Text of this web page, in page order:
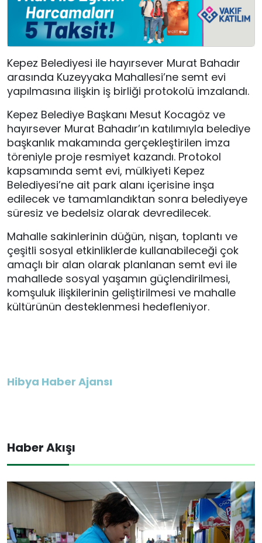
Kepez Belediyesi ile hayırsever Murat Bahadır
arasında Kuzeyyaka Mahallesi’ne semt evi
yapılmasına ilişkin iş birliği protokolü imzalandı.
Kepez Belediye Başkanı Mesut Kocagöz ve
hayırsever Murat Bahadır’ın katılımıyla belediye
başkanlık makamında gerçekleştirilen imza
töreniyle proje resmiyet kazandı. Protokol
kapsamında semt evi, mülkiyeti Kepez
Belediyesi’ne ait park alanı içerisine inşa
edilecek ve tamamlandıktan sonra belediyeye
süresiz ve bedelsiz olarak devredilecek.
Mahalle sakinlerinin düğün, nişan, toplantı ve
çeşitli sosyal etkinliklerde kullanabileceği çok
amaçlı bir alan olarak planlanan semt evi ile
mahallede sosyal yaşamın güçlendirilmesi,
komşuluk ilişkilerinin geliştirilmesi ve mahalle
kültürünün desteklenmesi hedefleniyor.
Hibya Haber Ajansı
Haber Akışı